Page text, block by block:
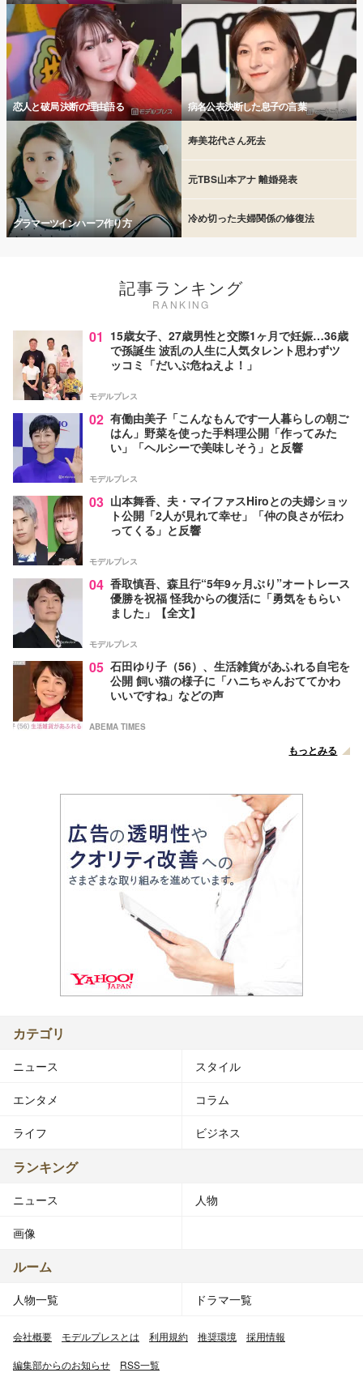
恋人と破局 決断の理由語る 病名公表決断した息子の言葉
グラマーツインハーフ作り方
寿美花代さん死去
元TBS山本アナ 離婚発表
冷め切った夫婦関係の修復法
記事ランキング
RANKING
01 15歳女子、27歳男性と交際1ヶ月で妊娠…36歳
で孫誕生 波乱の人生に人気タレント思わずツ
ッコミ「だいぶ危ねえよ！」
モデルプレス
02 有働由美子「こんなもんです一人暮らしの朝ご
はん」野菜を使った手料理公開「作ってみた
い」「ヘルシーで美味しそう」と反響
モデルプレス
03 山本舞香、夫・マイファスHiroとの夫婦ショッ
ト公開「2人が見れて幸せ」「仲の良さが伝わ
ってくる」と反響
モデルプレス
04 香取慎吾、森且行“5年9ヶ月ぶり”オートレース
優勝を祝福 怪我からの復活に「勇気をもらい
ました」【全文】
モデルプレス
05 石田ゆり子（56）、生活雑貨があふれる自宅を
公開 飼い猫の様子に「ハニちゃんおててかわ
いいですね」などの声
ABEMA TIMES
もっとみる
カテゴリ
ニュース スタイル
エンタメ コラム
ライフ ビジネス
ランキング
ニュース 人物
画像
ルーム
人物一覧 ドラマ一覧
会社概要 モデルプレスとは 利用規約 推奨環境 採用情報
編集部からのお知らせ RSS一覧